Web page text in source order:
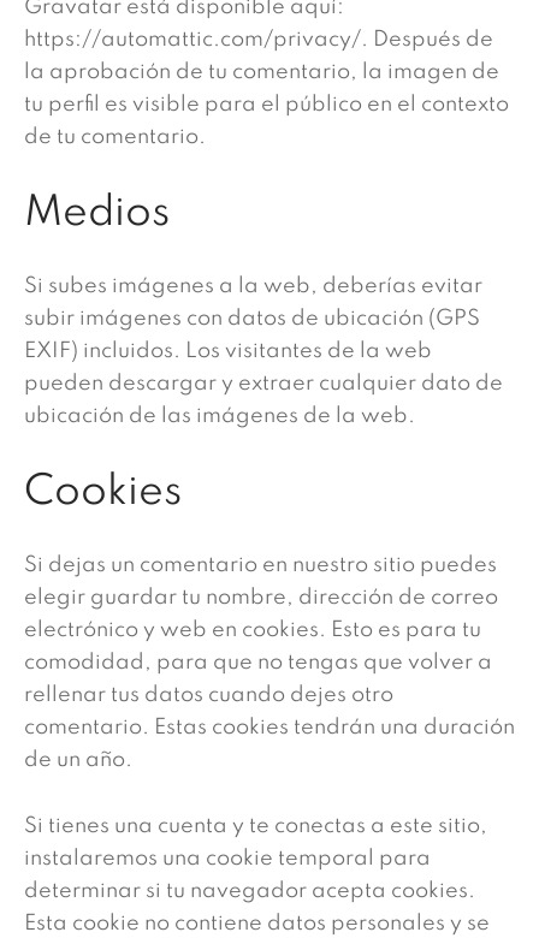
Gravatar está disponible aquí:
https://automattic.com/privacy/. Después de
la aprobación de tu comentario, la imagen de
tu perfil es visible para el público en el contexto
de tu comentario.
Medios
Si subes imágenes a la web, deberías evitar
subir imágenes con datos de ubicación (GPS
EXIF) incluidos. Los visitantes de la web
pueden descargar y extraer cualquier dato de
ubicación de las imágenes de la web.
Cookies
Si dejas un comentario en nuestro sitio puedes
elegir guardar tu nombre, dirección de correo
electrónico y web en cookies. Esto es para tu
comodidad, para que no tengas que volver a
rellenar tus datos cuando dejes otro
comentario. Estas cookies tendrán una duración
de un año.
Si tienes una cuenta y te conectas a este sitio,
instalaremos una cookie temporal para
determinar si tu navegador acepta cookies.
Esta cookie no contiene datos personales y se